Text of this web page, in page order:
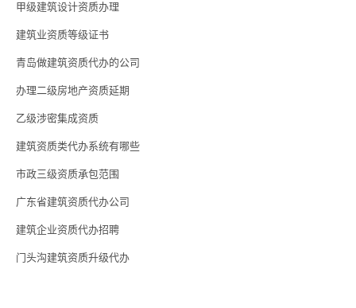
甲级建筑设计资质办理
建筑业资质等级证书
青岛做建筑资质代办的公司
办理二级房地产资质延期
乙级涉密集成资质
建筑资质类代办系统有哪些
市政三级资质承包范围
广东省建筑资质代办公司
建筑企业资质代办招聘
门头沟建筑资质升级代办